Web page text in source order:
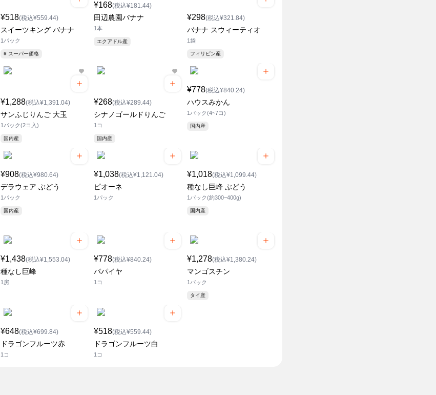
¥518(税込¥559.44)
スイーツキング バナナ
1パック
¥ スーパー価格
¥168(税込¥181.44)
田辺農園バナナ
1本
エクアドル産
¥298(税込¥321.84)
バナナ スウィーティオ
1袋
フィリピン産
¥1,288(税込¥1,391.04)
サンふじりんご 大玉
1パック(2コ入)
国内産
¥268(税込¥289.44)
シナノゴールドりんご
1コ
国内産
¥778(税込¥840.24)
ハウスみかん
1パック(4~7コ)
国内産
¥908(税込¥980.64)
デラウェア ぶどう
1パック
国内産
¥1,038(税込¥1,121.04)
ピオーネ
1パック
¥1,018(税込¥1,099.44)
種なし巨峰 ぶどう
1パック(約300~400g)
国内産
¥1,438(税込¥1,553.04)
種なし巨峰
1房
¥778(税込¥840.24)
パパイヤ
1コ
¥1,278(税込¥1,380.24)
マンゴスチン
1パック
タイ産
¥648(税込¥699.84)
ドラゴンフルーツ赤
1コ
¥518(税込¥559.44)
ドラゴンフルーツ白
1コ